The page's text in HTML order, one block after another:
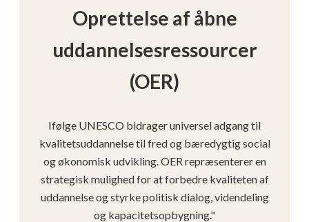
Oprettelse af åbne
uddannelsesressourcer
(OER)
Ifølge UNESCO bidrager universel adgang til
kvalitetsuddannelse til fred og bæredygtig social
og økonomisk udvikling. OER repræsenterer en
strategisk mulighed for at forbedre kvaliteten af
uddannelse og styrke politisk dialog, videndeling
og kapacitetsopbygning."